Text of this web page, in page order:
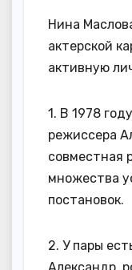
Нина
актерской
активную
1. В 1978
режиссера
совместная
множества
постановок.
2. У пары